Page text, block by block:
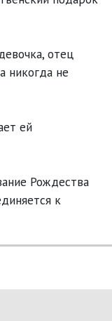
отец
никогда не
ей
Рождества
к